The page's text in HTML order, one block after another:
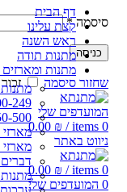
סיסמה*
כניסה
שחזור סיסמה
המועדפים שלי
0
items
/
0.00 ₪
ניווט באתר
0
items
/
0.00 ₪
0 המועדפים שלי
דף הבית
קצת עלינו
ראש השנה
מתנות תודה
מתנות ומארזים
100-249
250-500
מארזי
מתנות